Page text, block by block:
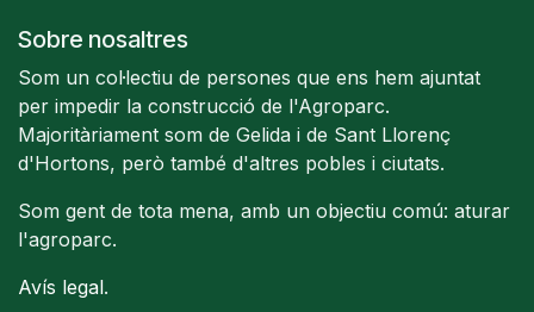
Sobre nosaltres
Som un col·lectiu de persones que ens hem ajuntat
per impedir la construcció de l'Agroparc.
Majoritàriament som de Gelida i de Sant Llorenç
d'Hortons, però també d'altres pobles i ciutats.
Som gent de tota mena, amb un objectiu comú: aturar
l'agroparc.
Avís legal.